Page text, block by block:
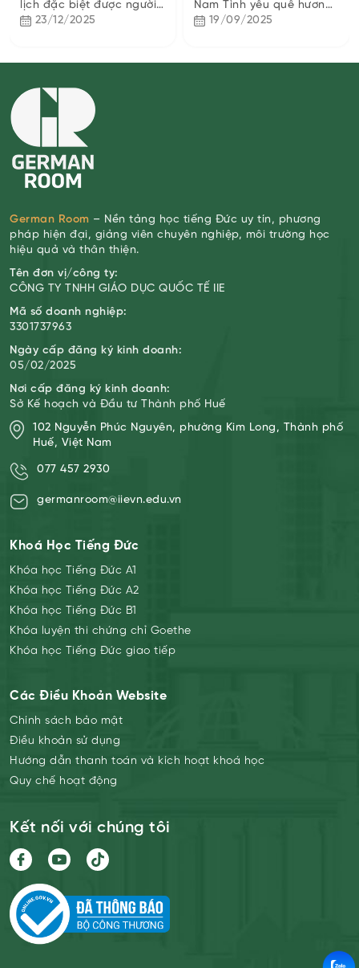
lịch đặc biệt được người
Đức sử dụng để đếm
23/12/2025
Nam Tình yêu quê hương
– cảm xúc vượt mọi ngôn
19/09/2025
German Room – Nền tảng học tiếng Đức uy tín, phương
pháp hiện đại, giảng viên chuyên nghiệp, môi trường học
hiệu quả và thân thiện.
Tên đơn vị/công ty:
CÔNG TY TNHH GIÁO DỤC QUỐC TẾ IIE
Mã số doanh nghiệp:
3301737963
Ngày cấp đăng ký kinh doanh:
05/02/2025
Nơi cấp đăng ký kinh doanh:
Sở Kế hoạch và Đầu tư Thành phố Huế
102 Nguyễn Phúc Nguyên, phường Kim Long, Thành phố
Huế, Việt Nam
077 457 2930
germanroom@iievn.edu.vn
Khoá Học Tiếng Đức
Khóa học Tiếng Đức A1
Khóa học Tiếng Đức A2
Khóa học Tiếng Đức B1
Khóa luyện thi chứng chỉ Goethe
Khóa học Tiếng Đức giao tiếp
Các Điều Khoản Website
Chính sách bảo mật
Điều khoản sử dụng
Hướng dẫn thanh toán và kích hoạt khoá học
Quy chế hoạt động
Kết nối với chúng tôi